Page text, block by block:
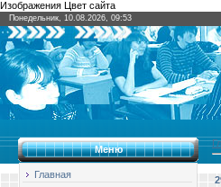
Изображения Цвет сайта
Понедельник, 10.08.2026, 09:53
Меню
Главная